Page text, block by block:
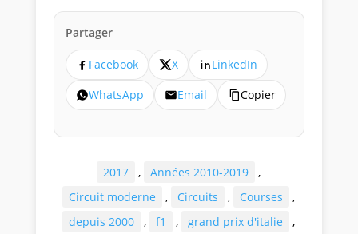
Partager
Facebook X
LinkedIn
WhatsApp
Email Copier
2017 , Années 2010-2019
,
Circuit moderne
, Circuits , Courses
,
depuis 2000
, f1 , grand prix d'italie
,